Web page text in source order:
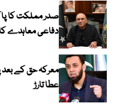
صدر مملکت کا
دفاعی معاہدے
معرکہ حق کے بعد
عطا تارڑ